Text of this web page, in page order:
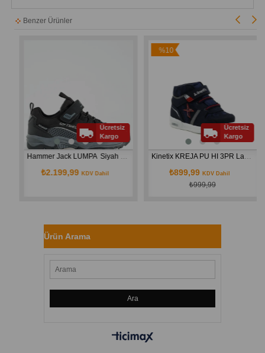
Benzer Ürünler
Hammer Jack LUMPA  Siyah Çocuk Ayakkabı 101 23132-F
₺2.199,99KDV Dahil
Ücretsiz
Kargo
Kinetix KREJA PU HI 3PR Lacivert Erkek Çocuk High Sneaker Ayakkabı
₺899,99KDV Dahil
₺999,99
%10
Ücretsiz
Kargo
Ürün Arama
Ara